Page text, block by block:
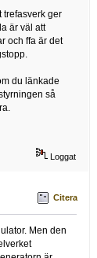
trefasverk ger
är väl att
och ffa är det
du länkade
så
Loggat
Citera
Men den